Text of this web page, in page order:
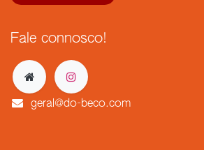
Fale connosco!
geral@do-beco.com